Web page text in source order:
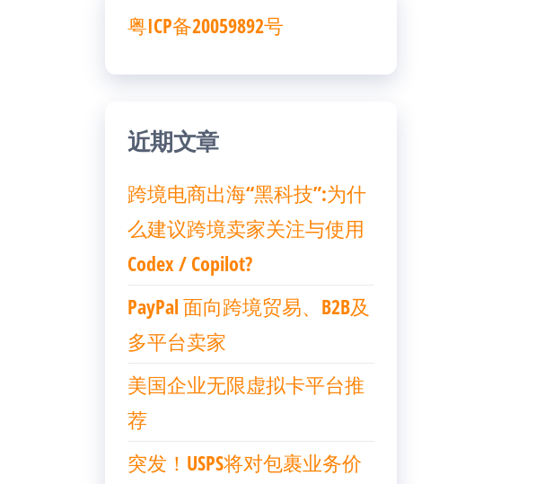
粤ICP备20059892号
近期文章
跨境电商出海“黑科技”:为什
么建议跨境卖家关注与使用
Codex / Copilot?
PayPal 面向跨境贸易、B2B及
多平台卖家
美国企业无限虚拟卡平台推
荐
突发！USPS将对包裹业务价